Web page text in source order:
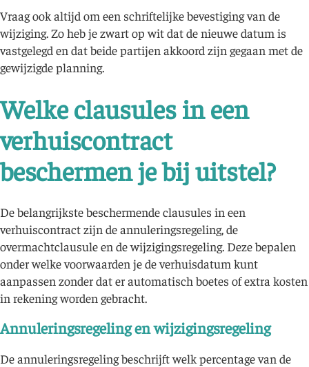
Vraag ook altijd om een schriftelijke bevestiging van de
wijziging. Zo heb je zwart op wit dat de nieuwe datum is
vastgelegd en dat beide partijen akkoord zijn gegaan met de
gewijzigde planning.
Welke clausules in een
verhuiscontract
beschermen je bij uitstel?
De belangrijkste beschermende clausules in een
verhuiscontract zijn de annuleringsregeling, de
overmachtclausule en de wijzigingsregeling. Deze bepalen
onder welke voorwaarden je de verhuisdatum kunt
aanpassen zonder dat er automatisch boetes of extra kosten
in rekening worden gebracht.
Annuleringsregeling en wijzigingsregeling
De annuleringsregeling beschrijft welk percentage van de